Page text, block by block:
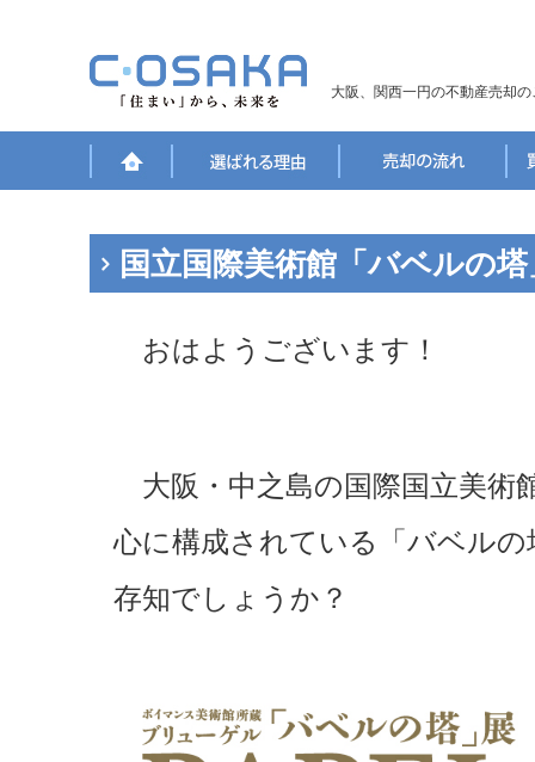
大阪、関西一円の不動産売却
国立国際美術館「バベルの
おはようございます！
大阪・中之島の国際国立美術
心に構成されている「バベル
存知でしょうか？